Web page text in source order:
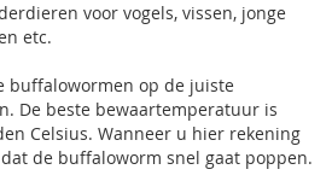
voor vogels, vissen, jonge
etc.
buffalowormen op de juiste
De beste bewaartemperatuur is
Celsius. Wanneer u hier rekening
de buffaloworm snel gaat poppen.